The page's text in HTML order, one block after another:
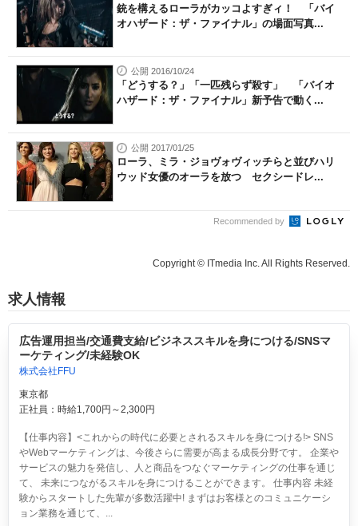
銃を構えるローラがカッコよすぎィ！ 「バイ
オハザード：ザ・ファイナル」の場面写真...
公開 2016/10/24
「どうする？」「一匹残らず殺す」 「バイオ
ハザード：ザ・ファイナル」新予告で動く...
公開 2017/01/25
ローラ、ミラ・ジョヴォヴィッチらと並びハリ
ウッド女優のオーラを放つ セクシードレ...
Recommended by
Copyright © ITmedia Inc. All Rights Reserved.
求人情報
広告運用担当/交通費支給/ビジネススキルを身につける/SNSマ
ーケティング/未経験OK
株式会社FFU
東京都
正社員：時給1,700円～2,300円
【仕事内容】<これからの時代に必要とされるスキルを身につける!> SNS
やWebマーケティングは、今後さらに需要が高まる成長分野です。 企業や
サービスの魅力を発信し、人と商品をつなぐマーケティングの仕事を通じ
て、 未来につながるスキルを身につけることができます。 仕事内容 未経
験からスタートした先輩が多数活躍中! まずはお客様とのコミュニケーシ
ョン業務を通じて、...